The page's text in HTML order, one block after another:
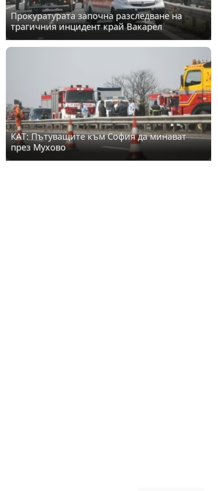
Прокуратурата започна разследване на
трагичния инцидент край Вакарел
КАТ: Пътуващите към София да минават
през Мухово